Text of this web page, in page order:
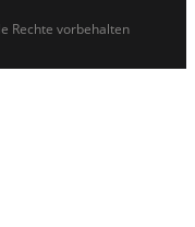
Rechte vorbehalten